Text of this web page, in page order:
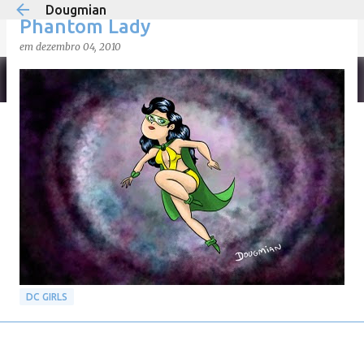
Pular para o conteúdo principal
Dougmian
em agosto 21, 2025
Phantom Lady
em dezembro 04, 2010
DC GIRLS